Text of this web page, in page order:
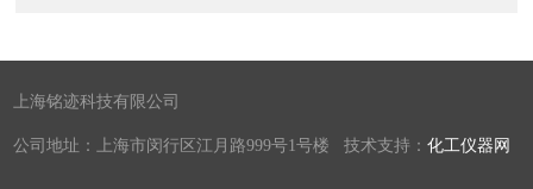
上海铭迹科技有限公司
公司地址：上海市闵行区江月路999号1号楼 技术支持：化工仪器网